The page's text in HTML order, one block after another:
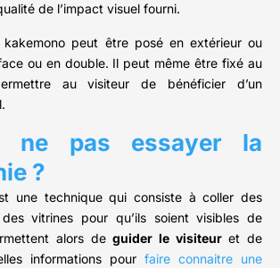
de l’impact visuel fourni.
kakemono peut être posé en extérieur ou
ou en double. Il peut même être fixé au
au visiteur de bénéficier d’un
ne pas essayer la
?
une technique qui consiste à coller des
vitrines pour qu’ils soient visibles de
alors deguider le visiteuret de
informations pour faire connaitre une